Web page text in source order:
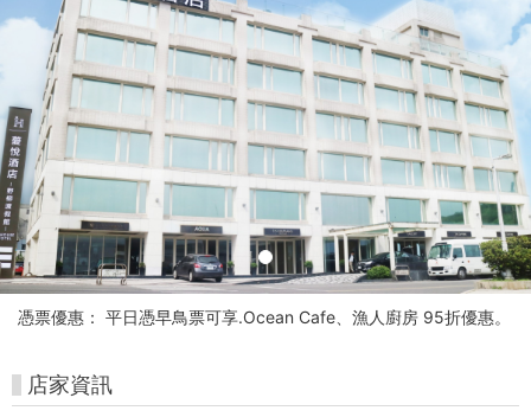
悅
酒
店
-
朱
銘
美
館
憑票優惠： 平日憑早鳥票可享.Ocean Cafe、漁人廚房 95折優惠。
店家資訊